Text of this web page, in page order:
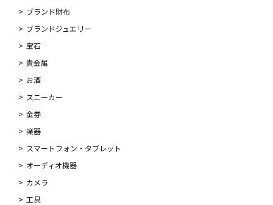
ブランド財布
ブランドジュエリー
宝石
貴金属
お酒
スニーカー
金券
楽器
スマートフォン・タブレット
オーディオ機器
カメラ
工具